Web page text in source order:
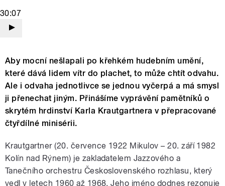
30:07
Aby mocní nešlapali po křehkém hudebním umění,
které dává lidem vítr do plachet, to může chtít odvahu.
Ale i odvaha jednotlivce se jednou vyčerpá a má smysl
ji přenechat jiným. Přinášíme vyprávění pamětníků o
skrytém hrdinství Karla Krautgartnera v přepracované
čtyřdílné minisérii.
Krautgartner (20. července 1922 Mikulov – 20. září 1982
Kolín nad Rýnem) je zakladatelem Jazzového a
Tanečního orchestru Československého rozhlasu, který
vedl v letech 1960 až 1968. Jeho jméno dodnes rezonuje